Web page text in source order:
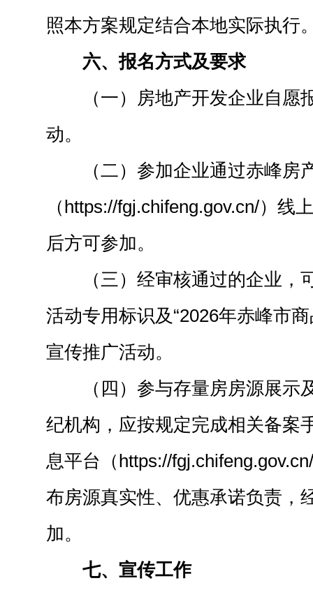
照本方案规定结合本地实际执行
六、报名方式及要求
（一）房地产开发企业自愿
动。
（二）参加企业通过赤峰房
（https://fgj.chifeng.gov.cn/）线
后方可参加。
（三）经审核通过的企业
活动专用标识及“2026年赤峰市
宣传推广活动。
（四）参与存量房房源展
纪机构，应按规定完成相关备案
息平台（https://
布房源真实性、优惠承诺负责，
加。
七、宣传工作